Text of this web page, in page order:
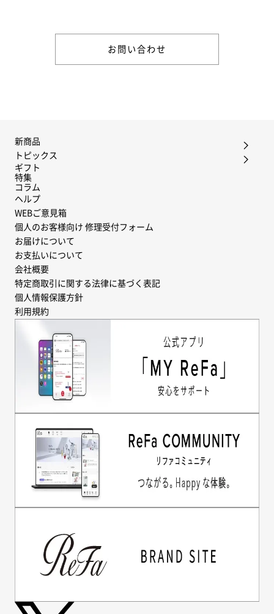
お問い合わせ
新商品
トピックス
ギフト
特集
コラム
ヘルプ
WEBご意見箱
個人のお客様向け 修理受付フォーム
お届けについて
お支払いについて
会社概要
特定商取引に関する法律に基づく表記
個人情報保護方針
利用規約